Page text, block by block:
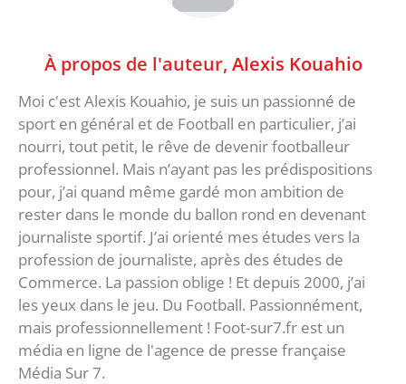
À propos de l'auteur, Alexis Kouahio
Moi c'est Alexis Kouahio, je suis un passionné de
sport en général et de Football en particulier, j’ai
nourri, tout petit, le rêve de devenir footballeur
professionnel. Mais n’ayant pas les prédispositions
pour, j’ai quand même gardé mon ambition de
rester dans le monde du ballon rond en devenant
journaliste sportif. J’ai orienté mes études vers la
profession de journaliste, après des études de
Commerce. La passion oblige ! Et depuis 2000, j’ai
les yeux dans le jeu. Du Football. Passionnément,
mais professionnellement ! Foot-sur7.fr est un
média en ligne de l'agence de presse française
Média Sur 7.